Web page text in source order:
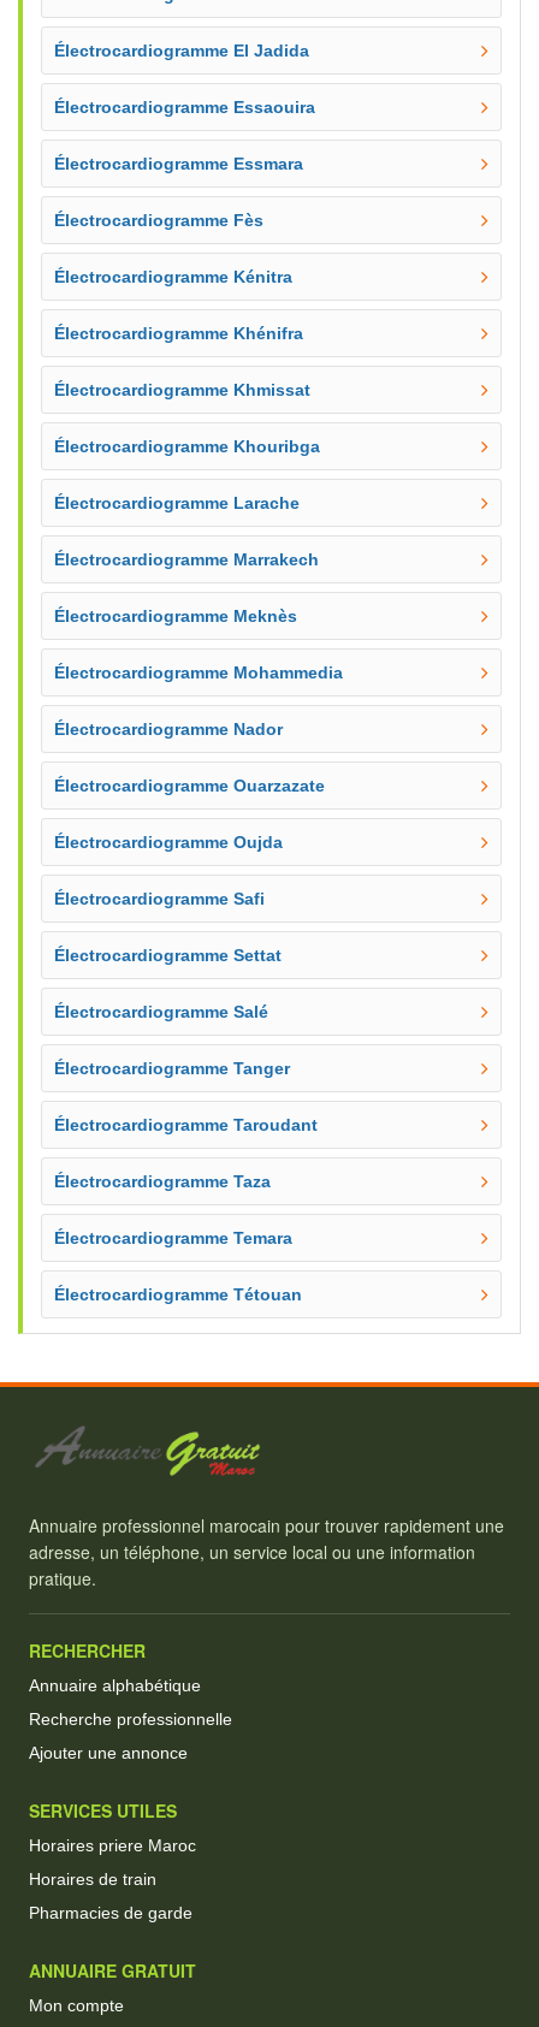
Électrocardiogramme El Jadida
Électrocardiogramme Essaouira
Électrocardiogramme Essmara
Électrocardiogramme Fès
Électrocardiogramme Kénitra
Électrocardiogramme Khénifra
Électrocardiogramme Khmissat
Électrocardiogramme Khouribga
Électrocardiogramme Larache
Électrocardiogramme Marrakech
Électrocardiogramme Meknès
Électrocardiogramme Mohammedia
Électrocardiogramme Nador
Électrocardiogramme Ouarzazate
Électrocardiogramme Oujda
Électrocardiogramme Safi
Électrocardiogramme Settat
Électrocardiogramme Salé
Électrocardiogramme Tanger
Électrocardiogramme Taroudant
Électrocardiogramme Taza
Électrocardiogramme Temara
Électrocardiogramme Tétouan
Annuaire professionnel marocain pour trouver rapidement une
adresse, un téléphone, un service local ou une information
pratique.
RECHERCHER
Annuaire alphabétique
Recherche professionnelle
Ajouter une annonce
SERVICES UTILES
Horaires priere Maroc
Horaires de train
Pharmacies de garde
ANNUAIRE GRATUIT
Mon compte